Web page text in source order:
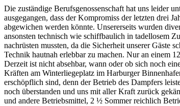
Die zuständige Berufsgenossenschaft hat uns leider
ausgegangen, dass der Kompromiss der letzten drei
abgewichen werden könnte. Unsererseits wurden
ansonsten technisch wie schiffbaulich in tadellosem
nachrüsten mussten, da die Sicherheit unserer Gäste
Technik hautnah erlebbar zu machen. Nur an einem
Derzeit ist nicht absehbar, wann oder ob sich noch
Kräften am Winterliegeplatz im Harburger
erschöpflich sind, denn der Betrieb des Dampfers
noch überstanden und uns mit aller Kraft zurück
und andere Betriebsmittel, 2 ½ Sommer reichlich